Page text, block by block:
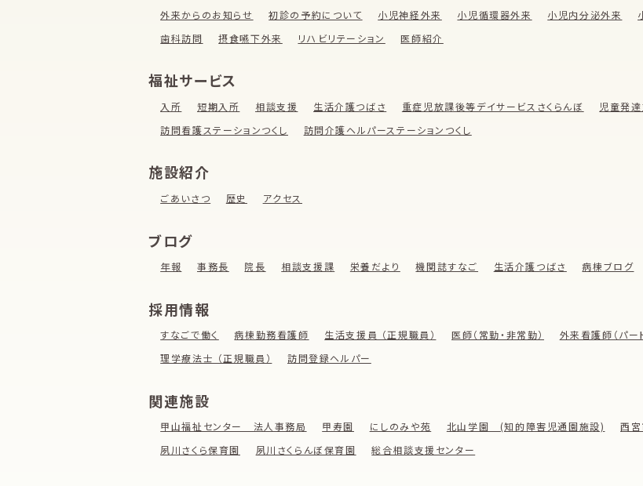
外来からのお知らせ 初診の予約について 小児神経外来 小児循環器外来 小児内分泌外来
歯科訪問
摂食嚥下外来 リハビリテーション 医師紹介
福祉サービス
入所 短期入所 相談支援 生活介護つばさ 重症児放課後等デイサービスさくらんぼ 児童発
訪問看護ステーションつくし
訪問介護ヘルパーステーションつくし
施設紹介
ごあいさつ 歴史 アクセス
ブログ
年報 事務長 院長 相談支援課 栄養だより 機関誌すなご 生活介護つばさ 病棟ブログ
採用情報
すなごで働く 病棟勤務看護師 生活支援員 （正規職員） 医師（常勤・非常勤） 外来看護師（パー
理学療法士 （正規職員）
訪問登録ヘルパー
関連施設
甲山福祉センター 法人事務局 甲寿園 にしのみや苑 北山学園 (知的障害児通園施設) 西宮
夙川さくら保育園
夙川さくらんぼ保育園 総合相談支援センター